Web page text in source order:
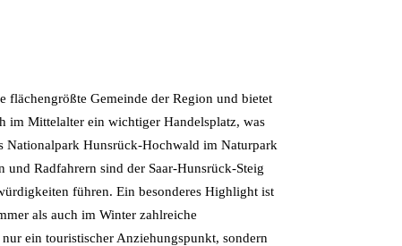
Gemeinde der Region und bietet
im Mittelalter ein wichtiger Handelsplatz, was
Nationalpark Hunsrück-Hochwald im Naturpark
Radfahrern sind der Saar-Hunsrück-Steig
führen. Ein besonderes Highlight ist
als auch im Winter zahlreiche
ein touristischer Anziehungspunkt, sondern